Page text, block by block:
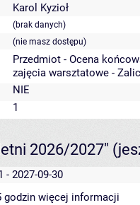
Karol Kyzioł
(brak danych)
(nie masz dostępu)
Przedmiot - Ocena
zajęcia warsztatowe -
NIE
1
2026/2027"
- 2027-09-30
godzin więcej informacji